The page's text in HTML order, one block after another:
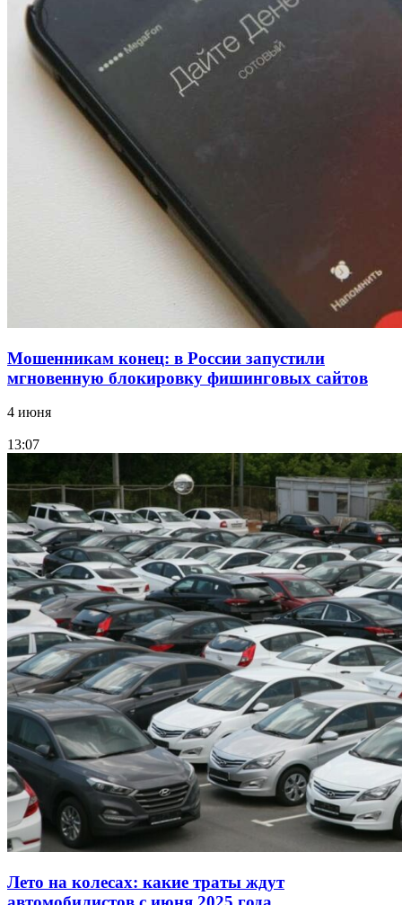
для химической отрасли и фармацевтики
18:39
В Красноармейском районе Волгограда стартует
конкурс на ремонт моста через Волго‑Донской
судоходный канал
Фестиваль #ТриЧетыре в Волгограде пройдёт
11–13 сентября в рамках Года единства народов
Мошенникам конец: в России запустили
мгновенную блокировку фишинговых сайтов
4 июня
13:07
Лето на колесах: какие траты ждут